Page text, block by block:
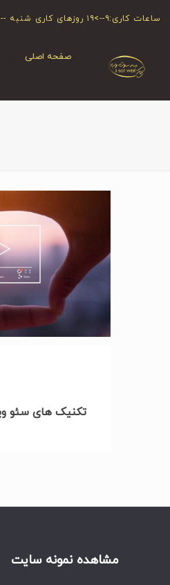
ساعات کاری:۹-->۱۹ روزهای کاری شنبه --> ۴شنبه
صفحه اصلی
تکنیک های سئو
مشاهده نمونه سایت